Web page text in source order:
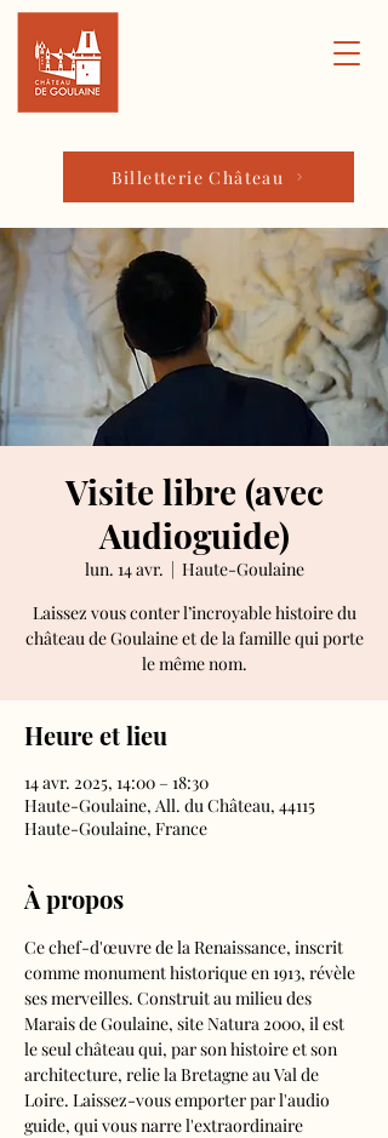
Billetterie Château
Visite libre (avec
Audioguide)
lun. 14 avr.
  |
Haute-Goulaine
Laissez vous conter l’incroyable histoire du
château de Goulaine et de la famille qui porte
le même nom.
Heure et lieu
14 avr. 2025, 14:00 – 18:30
Haute-Goulaine, All. du Château, 44115
Haute-Goulaine, France
À propos
Ce chef-d'œuvre de la Renaissance, inscrit
comme monument historique en 1913, révèle
ses merveilles. Construit au milieu des
Marais de Goulaine, site Natura 2000, il est
le seul château qui, par son histoire et son
architecture, relie la Bretagne au Val de
Loire. Laissez-vous emporter par l'audio
guide, qui vous narre l'extraordinaire